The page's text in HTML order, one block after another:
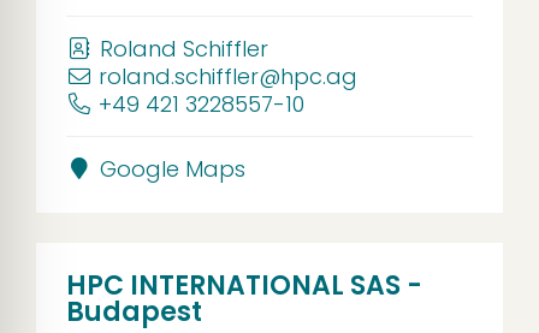
Roland Schiffler
roland.schiffler@hpc.ag
+49 421 3228557-10
Google Maps
HPC INTERNATIONAL SAS -
Budapest